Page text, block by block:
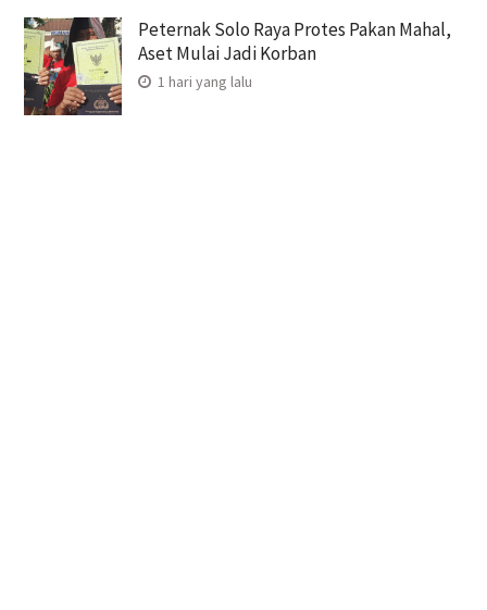
Peternak Solo Raya Protes Pakan Mahal,
Aset Mulai Jadi Korban
1 hari yang lalu